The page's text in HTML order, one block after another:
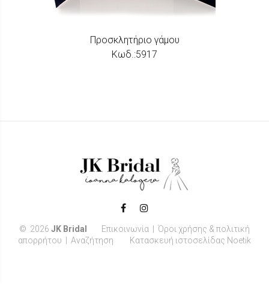
Προσκλητήριο γάμου
Κωδ.:5917
© 2026 JK Bridal Επικοινωνία
Όροι χρήσης & πολιτική
απορρήτου
Αναζήτηση Κατασκευή ιστοσελίδας Noetik